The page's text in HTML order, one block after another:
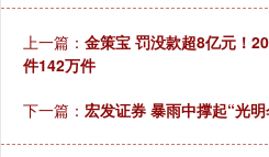
上一篇： 金策宝 罚没款超8亿元！
件142万件
下一篇： 宏发证券 暴雨中撑起“光明